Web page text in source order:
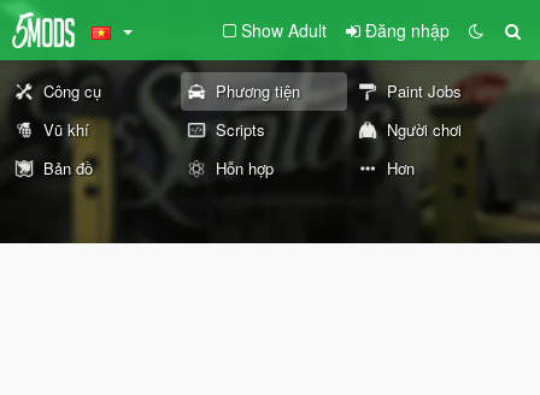
Show Adult Đăng nhập
Công cụ Phương tiện
Paint Jobs
Vũ khí
Scripts
Người chơi
Bản đồ
Hỗn hợp Hơn